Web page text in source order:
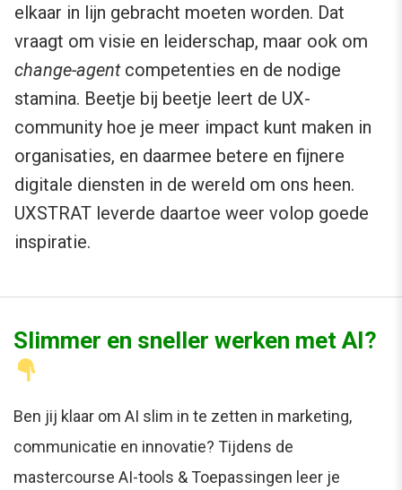
elkaar in lijn gebracht moeten worden. Dat
vraagt om visie en leiderschap, maar ook om
change-agentcompetenties en de nodige
stamina. Beetje bij beetje leert de UX-
community hoe je meer impact kunt maken in
organisaties, en daarmee betere en fijnere
digitale diensten in de wereld om ons heen.
UXSTRAT leverde daartoe weer volop goede
inspiratie.
Slimmer en sneller werken met AI?
Ben jij klaar om AI slim in te zetten in marketing,
communicatie en innovatie? Tijdens de
mastercourse AI-tools & Toepassingen leer je